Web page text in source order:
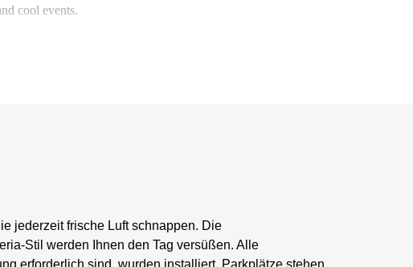
cool events.
jederzeit frische Luft schnappen. Die
Stil werden Ihnen den Tag versüßen. Alle
erforderlich sind, wurden installiert. Parkplätze stehen